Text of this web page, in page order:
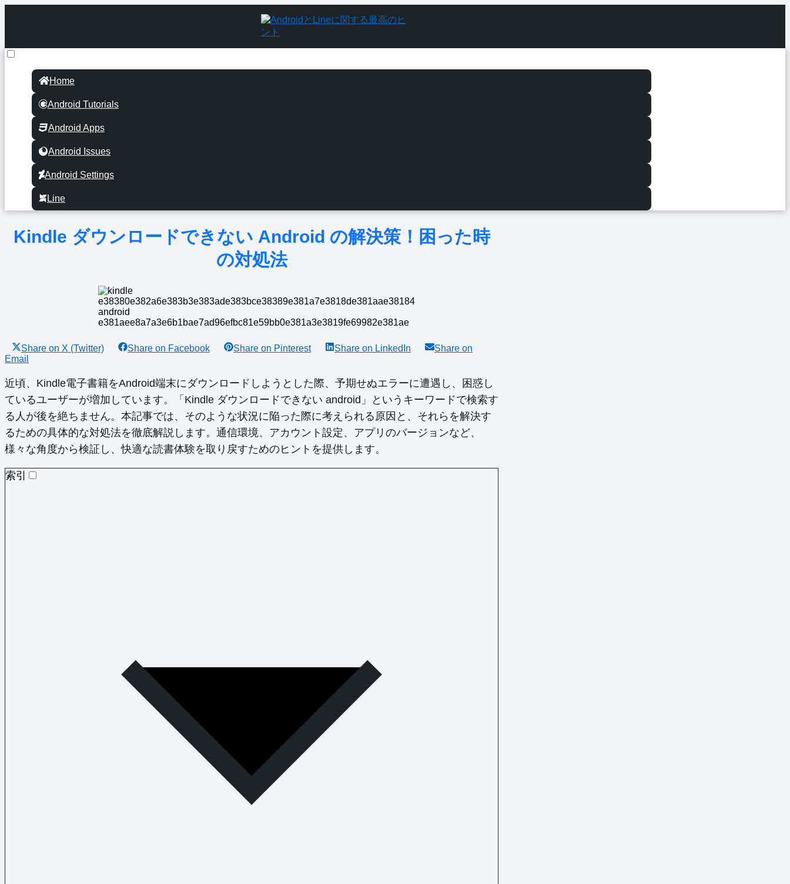
Home
Android Tutorials
Android Apps
Android Issues
Android Settings
Line
Kindle ダウンロードできない Android の解決策！困った時
の対処法
Share on X (Twitter) Share on Facebook Share on Pinterest Share on LinkedIn
Share on
Email
近頃、Kindle電子書籍をAndroid端末にダウンロードしようとした際、予期せぬエラーに遭遇し、困惑し
ているユーザーが増加しています。「Kindle ダウンロードできない android」というキーワードで検索す
る人が後を絶ちません。本記事では、そのような状況に陥った際に考えられる原因と、それらを解決す
るための具体的な対処法を徹底解説します。通信環境、アカウント設定、アプリのバージョンなど、
様々な角度から検証し、快適な読書体験を取り戻すためのヒントを提供します。
索引